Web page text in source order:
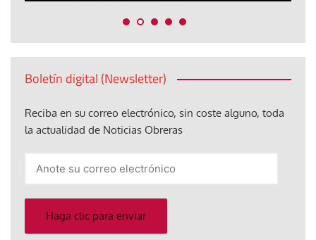
Boletín digital (Newsletter)
Reciba en su correo electrónico, sin coste alguno, toda
la actualidad de Noticias Obreras
electrónico
Haga clic para enviar